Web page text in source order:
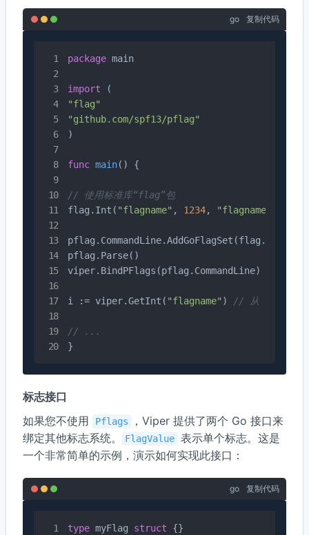
go 复制代码
package main
import
"flag"
"github.com/spf13/pflag"
)
func main() {
// 使用标准库“flag”包
flag.Int( "flagname" , 1234, "flagname 的帮助
pflag.Parse()
viper.BindPFlags(pflag.CommandLine)
i := viper.GetInt( "flagname" ) // 从 viper 获
// ...
}
标志接口
如果您不使用
Pflags
，Viper 提供了两个 Go 接口来
绑定其他标志系统。
FlagValue 表示单个标志。这是
一个非常简单的示例，演示如何实现此接口：
go 复制代码
type myFlag struct